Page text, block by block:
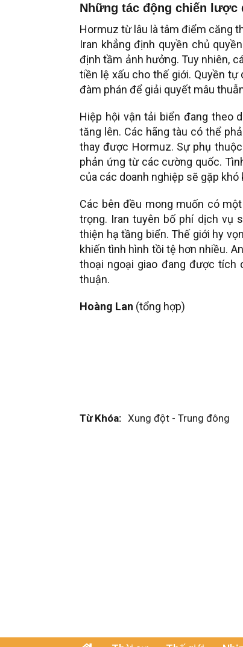
Những tác động chiến
Hormuz từ lâu là tâm điểm căng
Iran khẳng định quyền chủ
định tầm ảnh hưởng. Tuy nhiên,
tiền lệ xấu cho thế giới. Quyền
đàm phán để giải quyết mâu
Hiệp hội vận tải biển đang theo
tăng lên. Các hãng tàu có thể
thay được Hormuz. Sự phụ
phản ứng từ các cường quốc.
của các doanh nghiệp sẽ gặp
Các bên đều mong muốn có
trọng. Iran tuyên bố phí dịch vụ
thiện hạ tầng biển. Thế giới hy
khiến tình hình tồi tệ hơn nhiều.
thoại ngoại giao đang được tích
thuận.
Hoàng Lan (tổng hợp)
Từ Khóa: Xung đột - Trung đông